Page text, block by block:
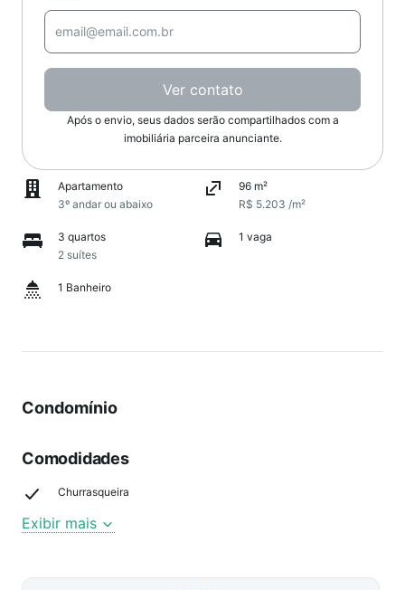
Ver contato
Após o envio, seus dados serão compartilhados com a
imobiliária parceira anunciante.
Apartamento
3º andar ou abaixo
96 m²
R$ 5.203 /m²
3 quartos
2 suítes
1 vaga
1 Banheiro
Condomínio
Comodidades
Churrasqueira
Exibir mais